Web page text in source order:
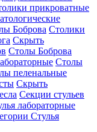
прикроватные
Боброва Столики
Скрыть
Столы Боброва
Столы
пеленальные
Скрыть
Секции стульев
лабораторные
Стулья